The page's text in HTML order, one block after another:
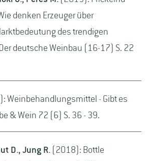
denken Erzeuger über
des trendigen
deutsche Weinbau (16-17) S. 22
Weinbehandlungsmittel - Gibt es
& Wein 72 (6) S. 36 - 39.
D., Jung R. (2018): Bottle